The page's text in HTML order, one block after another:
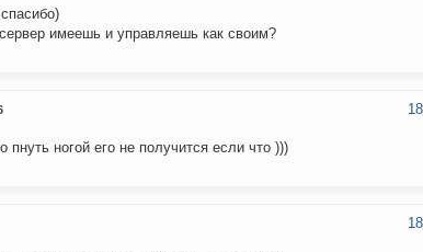
имеешь и управляешь как своим?
пнуть ногой его не получится если что )))